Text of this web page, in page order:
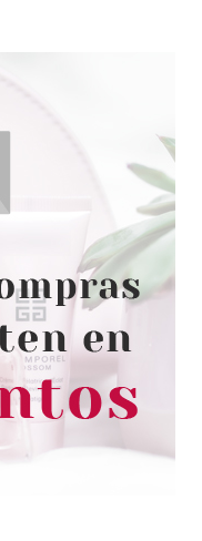
DE